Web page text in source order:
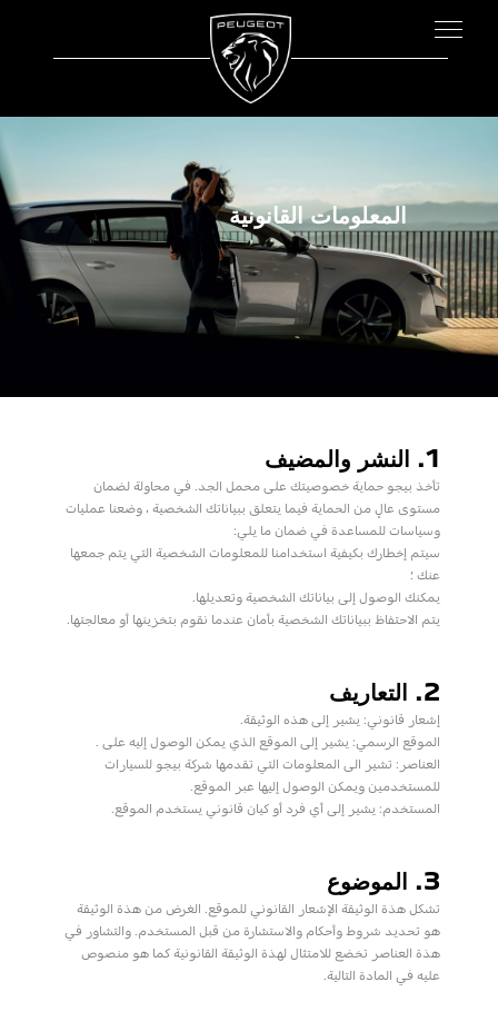
المعلومات القانونية
1. النشر والمضيف
تأخذ بيجو حماية خصوصيتك على محمل الجد. في محاولة لضمان
مستوى عالٍ من الحماية فيما يتعلق ببياناتك الشخصية ، وضعنا عمليات
وسياسات للمساعدة في ضمان ما يلي:
سيتم إخطارك بكيفية استخدامنا للمعلومات الشخصية التي يتم جمعها
عنك ؛
يمكنك الوصول إلى بياناتك الشخصية وتعديلها.
يتم الاحتفاظ ببياناتك الشخصية بأمان عندما نقوم بتخزينها أو معالجتها.
2. التعاريف
إشعار قانوني: يشير إلى هذه الوثيقة.
الموقع الرسمي: يشير إلى الموقع الذي يمكن الوصول إليه على .
العناصر: تشير الى المعلومات التي تقدمها شركة بيجو للسيارات
للمستخدمين ويمكن الوصول إليها عبر الموقع.
المستخدم: يشير إلى أي فرد أو كيان قانوني يستخدم الموقع.
3. الموضوع
تشكل هذة الوثيقة الإشعار القانوني للموقع. الغرض من هذة الوثيقة
هو تحديد شروط وأحكام والاستشارة من قبل المستخدم. والتشاور في
هذة العناصر تخضع للامتثال لهذة الوثيقة القانونية كما هو منصوص
عليه في المادة التالية.